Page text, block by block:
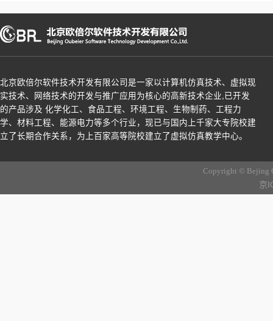
北京欧倍尔软件技术开发有限公司是一家以计算机仿真技术、虚拟现
实技术、网络技术的开发与推广应用为核心的高新技术企业,已开发
的产品涉及 化学化工、食品工程、环境工程、生物制药、工程力
学、材料工程、能源电力等多个行业，现已与国内上千家大专院校建
立了长期合作关系，为上百家高等院校建立了虚拟仿真教学中心。
Copyright © Bejing
京